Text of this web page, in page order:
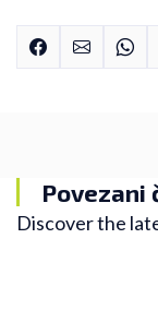
Povezani
Discover the